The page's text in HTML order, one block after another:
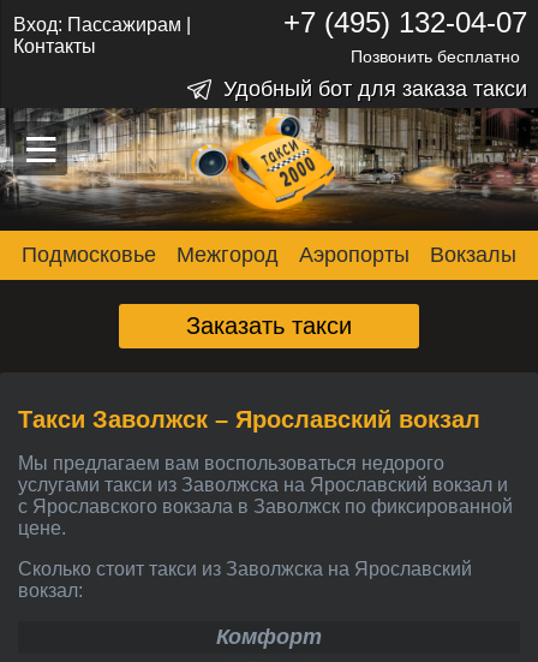
–
–
–
Вход: Пассажирам
Контакты
+7 (495) 132-04-07
Позвонить бесплатно
Удобный бот для заказа такси
Подмосковье Межгород Аэропорты Вокзалы
Заказать такси
Такси Заволжск – Ярославский вокзал
Мы предлагаем вам воспользоваться недорого
услугами такси из Заволжска на Ярославский вокзал и
с Ярославского вокзала в Заволжск по фиксированной
цене.
Сколько стоит такси из Заволжска на Ярославский
вокзал:
Комфорт